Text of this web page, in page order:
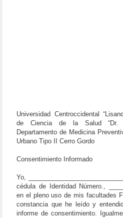
Universidad Centroccidental
de Ciencia de la Salud “Dr.
Departamento de Medicina
Urbano Tipo II Cerro Gordo
Consentimiento Informado
Yo,
cédula de Identidad Número.,
en el pleno uso de mis facultades
constancia que he leído y
informe de consentimiento.